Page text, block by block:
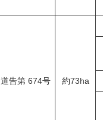
道告第 674号 約73ha